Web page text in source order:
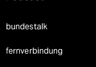
bundestalk
fernverbindung